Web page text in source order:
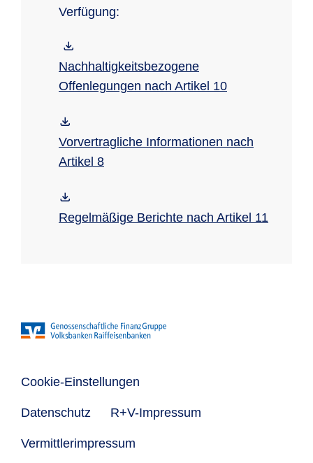
Verfügung:
Nachhaltigkeitsbezogene
Offenlegungen nach Artikel 10
Vorvertragliche Informationen nach
Artikel 8
Regelmäßige Berichte nach Artikel 11
Cookie-Einstellungen
Datenschutz R+V-Impressum
Vermittlerimpressum